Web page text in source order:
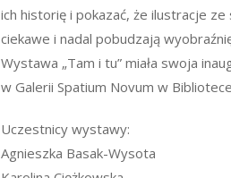
ich historię i pokazać, że ilustracje
ciekawe i nadal pobudzają
Wystawa „Tam i tu” miała swoja
w Galerii Spatium Novum w
Uczestnicy wystawy:
Agnieszka Basak-Wysota